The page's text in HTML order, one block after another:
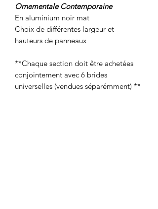
Ornementale Contemporaine
En aluminium noir mat
Choix de différentes largeur et
hauteurs de panneaux
**Chaque section doit être achetées
conjointement avec 6 brides
universelles (vendues séparémment) **